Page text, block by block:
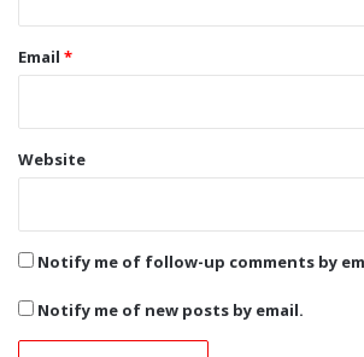
Email *
Website
Notify me of follow-up comments by
Notify me of new posts by email.